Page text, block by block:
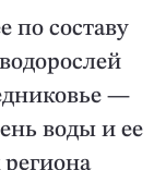
по составу
—
воды и ее